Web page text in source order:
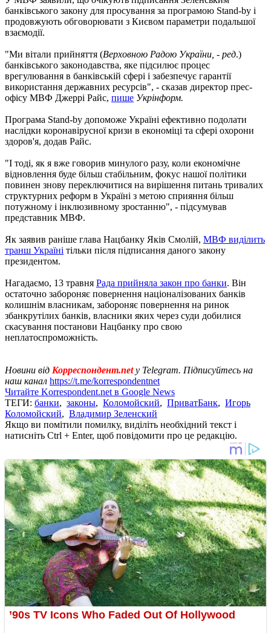
банківського закону для просування за програмою Stand-by і
продовжують обговорювати з Києвом параметри подальшої
взаємодії.
"Ми вітали прийняття (Верховною Радою України, - ред.)
банківського законодавства, яке підсилює процес
врегулювання в банківській сфері і забезпечує гарантії
використання державних ресурсів", - сказав директор прес-
офісу МВФ Джеррі Райс, пише Укрінформ.
Програма Stand-by допоможе Україні ефективно подолати
наслідки коронавірусної кризи в економіці та сфері охорони
здоров'я, додав Райс.
"І тоді, як я вже говорив минулого разу, коли економічне
відновлення буде більш стабільним, фокус нашої політики
повинен знову переключитися на вирішення питань тривалих
структурних реформ в Україні з метою сприяння більш
потужному і інклюзивному зростанню", - підсумував
представник МВФ.
Як заявив раніше глава Нацбанку Яків Смолій, МВФ виділить
транш Україні тільки після підписання даного закону
президентом.
Нагадаємо, 13 травня Рада прийняла закон про банки. Він
остаточно забороняє повернення націоналізованих банків
колишнім власникам, забороняє повернення на ринок
збанкрутілих банків, власники яких через суди добилися
скасування постанови Нацбанку про свою
неплатоспроможність.
Новини від Корреспондент.net у Telegram. Підписуйтесь на
наш канал https://t.me/korrespondentnet
Читайте Korrespondent.net в Google News
ТЕГИ: банки, законы, Коломойский, ПриватБанк, Игорь
Коломойский, Владимир Зеленский
Якщо ви помітили помилку, виділіть необхідний текст і
натисніть Ctrl + Enter, щоб повідомити про це редакцію.